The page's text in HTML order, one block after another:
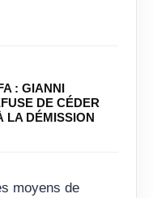
: GIANNI
DE CÉDER
LA DÉMISSION
moyens de